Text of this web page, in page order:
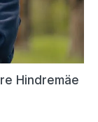
Hindremäe